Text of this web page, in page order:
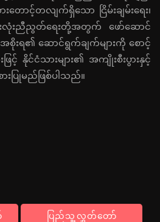
ောင့်တလျက်ရှိသော ငြိမ်းချမ်းရေး၊
းလုံးညီညွတ်ရေးတို့အတွက် ဖော်ဆောင်
စိုးရ၏ ဆောင်ရွက်ချက်များကို စောင့်
ဖြင့် နိုင်ငံသားများ၏ အကျိုးစီးပွားနှင့်
ားပြုမည်ဖြစ်ပါသည်။
ပြည်သူ့လွှတ်တော်